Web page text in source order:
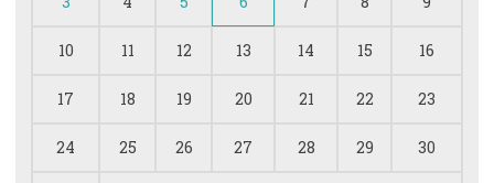
10 11 12 13 14 15 16
17 18 19 20 21 22 23
24 25 26 27 28 29 30